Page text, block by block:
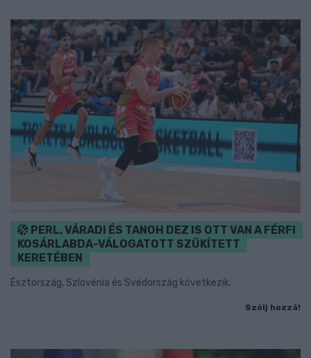
PERL, VÁRADI ÉS TANOH DEZ IS OTT VAN A FÉRFI
KOSÁRLABDA-VÁLOGATOTT SZŰKÍTETT
KERETÉBEN
Észtország, Szlovénia és Svédország következik.
Szólj hozzá!